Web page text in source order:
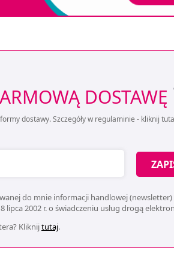
DOSTAWĘ
dostawy. Szczegóły w regulaminie - kliknij
do mnie informacji handlowej
2002 r. o świadczeniu usług drogą
Kliknijtutaj.